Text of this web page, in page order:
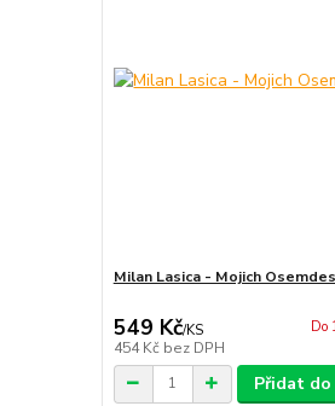
Milan Lasica - Mojich
549 Kč/KS
454 Kč bez DPH
Do
Přidat do